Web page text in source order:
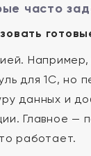
часто
Например,
для 1С, но
данных и
Главное —
работает.